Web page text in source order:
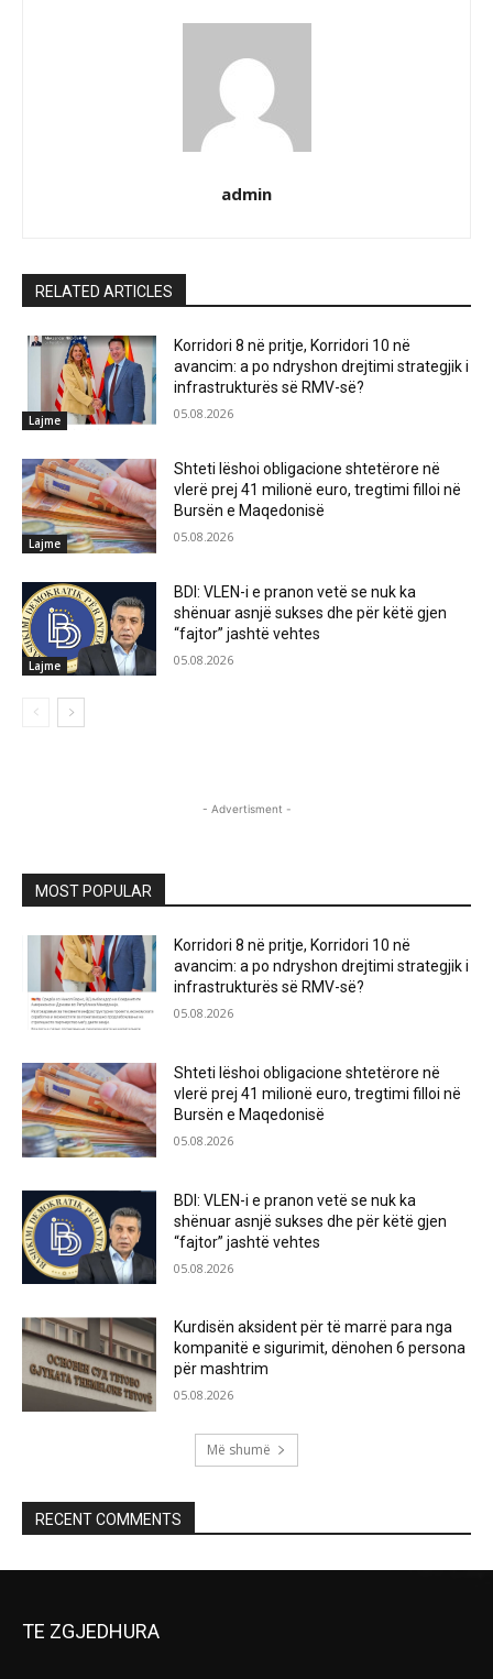
admin
RELATED ARTICLES
Lajme
Korridori 8 në pritje, Korridori 10 në
avancim: a po ndryshon drejtimi strategjik i
infrastrukturës së RMV-së?
05.08.2026
Lajme
Shteti lëshoi obligacione shtetërore në
vlerë prej 41 milionë euro, tregtimi filloi në
Bursën e Maqedonisë
05.08.2026
Lajme
BDI: VLEN-i e pranon vetë se nuk ka
shënuar asnjë sukses dhe për këtë gjen
“fajtor” jashtë vehtes
05.08.2026
- Advertisment -
MOST POPULAR
Korridori 8 në pritje, Korridori 10 në
avancim: a po ndryshon drejtimi strategjik i
infrastrukturës së RMV-së?
05.08.2026
Shteti lëshoi obligacione shtetërore në
vlerë prej 41 milionë euro, tregtimi filloi në
Bursën e Maqedonisë
05.08.2026
BDI: VLEN-i e pranon vetë se nuk ka
shënuar asnjë sukses dhe për këtë gjen
“fajtor” jashtë vehtes
05.08.2026
Kurdisën aksident për të marrë para nga
kompanitë e sigurimit, dënohen 6 persona
për mashtrim
05.08.2026
Më shumë
RECENT COMMENTS
TE ZGJEDHURA